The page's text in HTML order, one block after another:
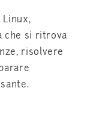
Linux,
che si ritrova
risolvere